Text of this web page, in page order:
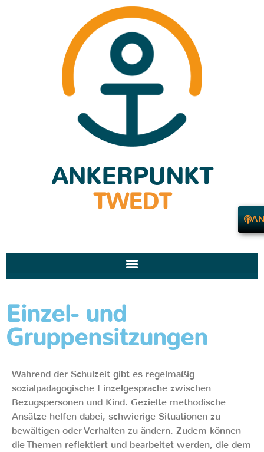
ANKERPUNKT
TWEDT
Einzel- und
Gruppensitzungen
Während der Schulzeit gibt es regelmäßig
sozialpädagogische Einzelgespräche zwischen
Bezugspersonen und Kind. Gezielte methodische
Ansätze helfen dabei, schwierige Situationen zu
bewältigen oder Verhalten zu ändern. Zudem können
die Themen reflektiert und bearbeitet werden, die dem